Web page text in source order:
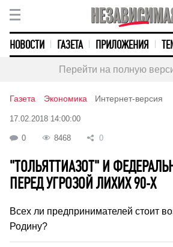
НОВОСТИ ГАЗЕТА ПРИЛОЖЕНИЯ
Перейти на полную
Газета Экономика Интернет-версия
17.02.2018 14:00:00
0 8468 0
"ТОЛЬЯТТИАЗОТ" И
ПЕРЕД УГРОЗОЙ ЛИХИХ 90-Х
Всех ли предпринимателей стоит
Родину?